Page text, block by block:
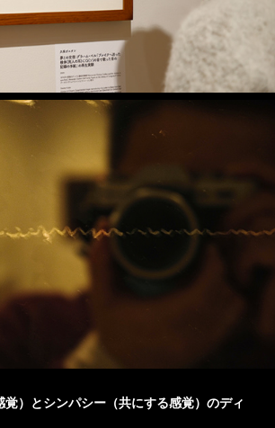
）とシンパシー（共にする感覚）のディ